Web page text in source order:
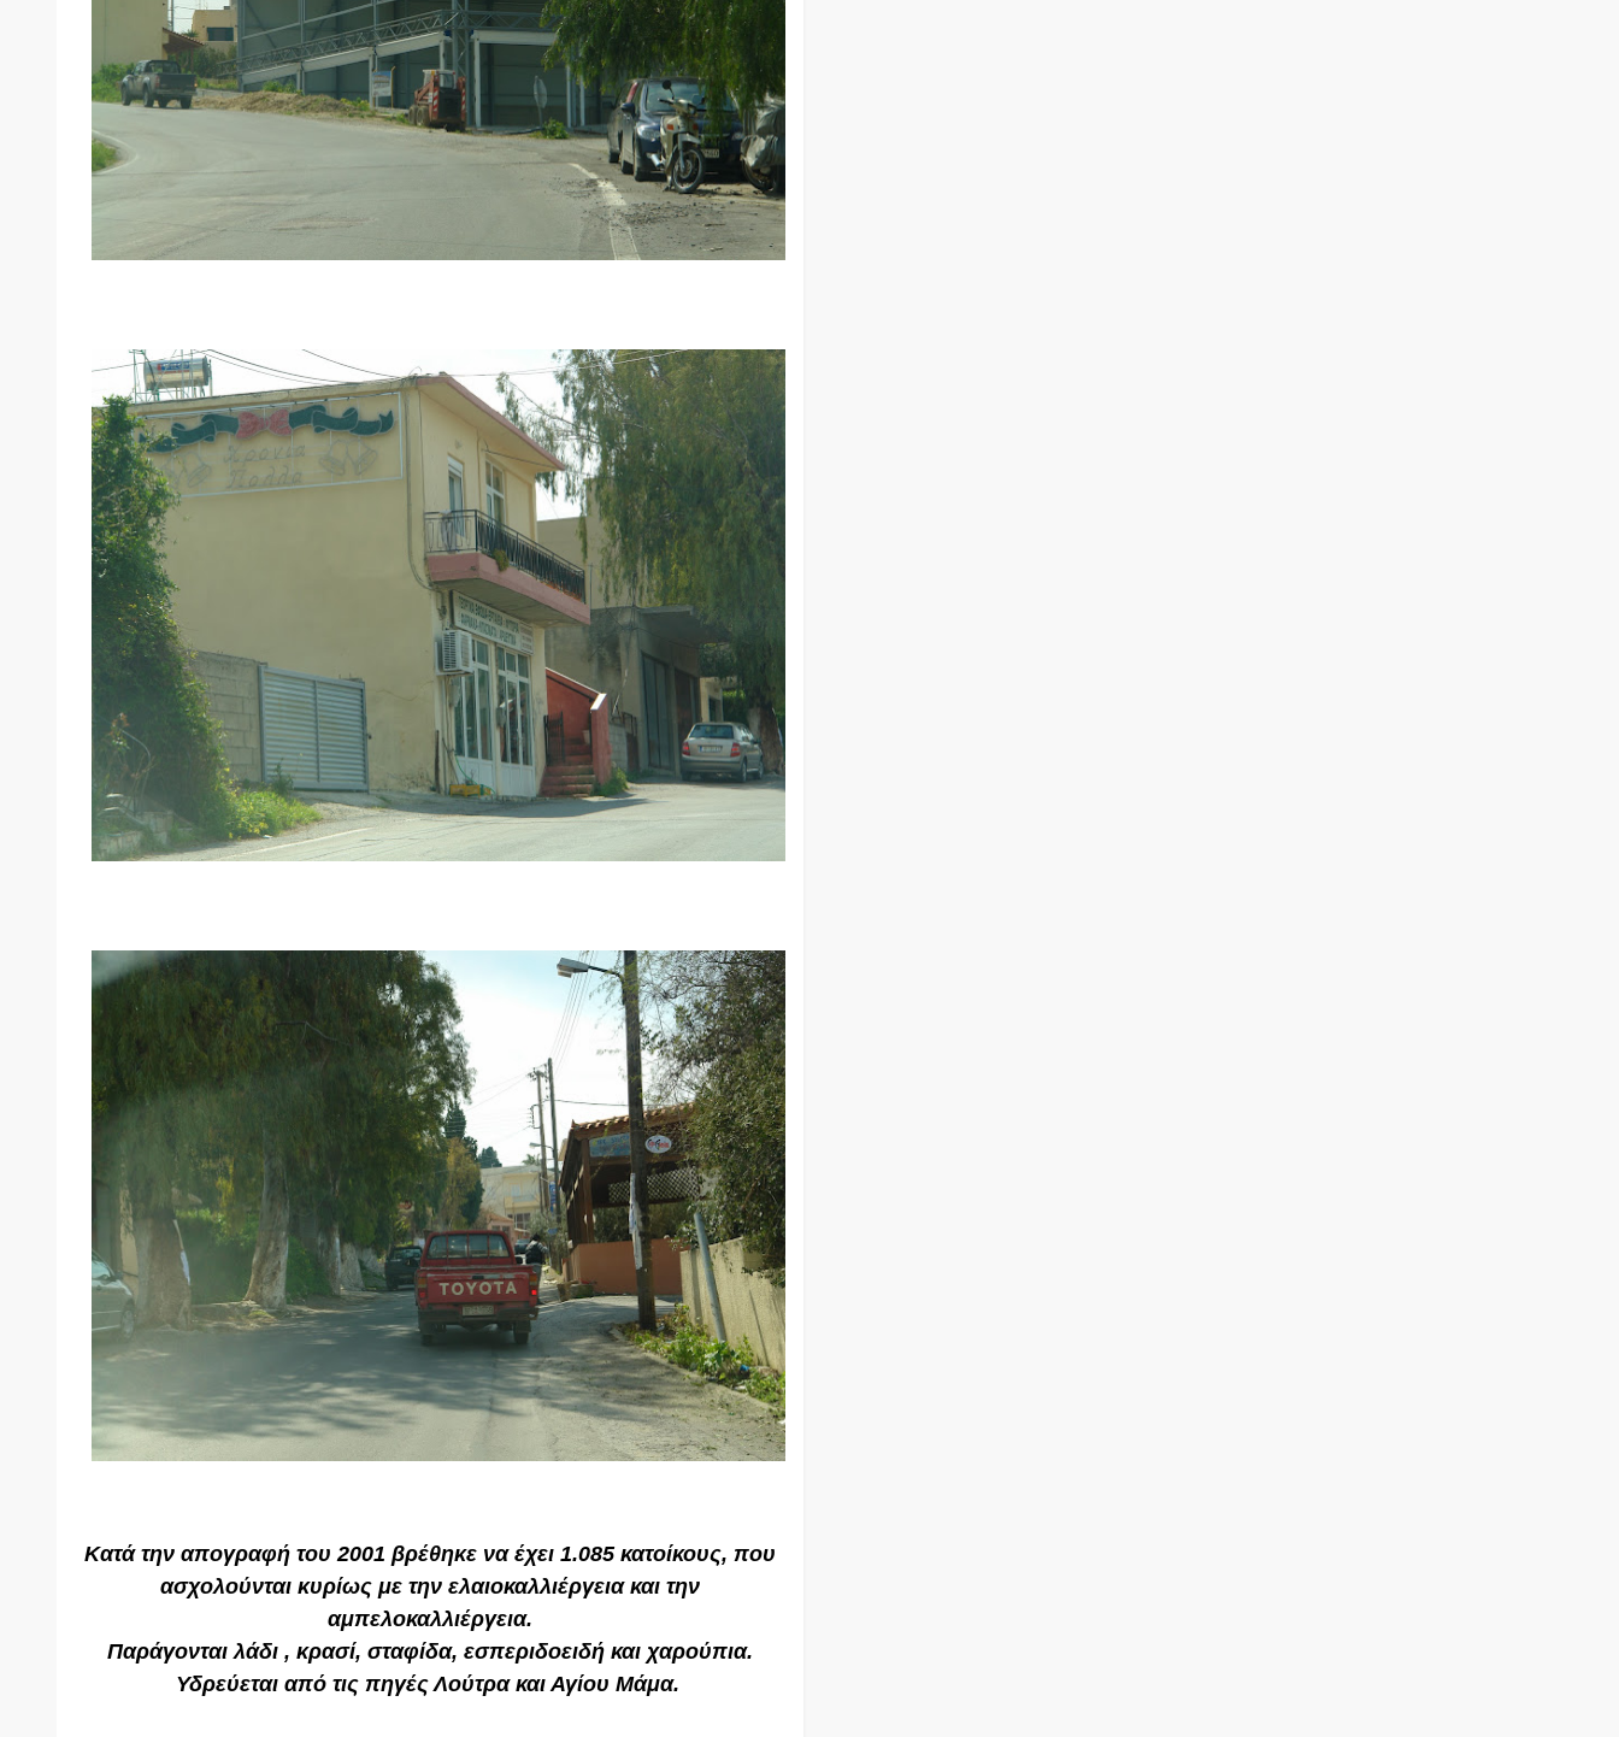
Κατά την απογραφή του 2001 βρέθηκε να έχει 1.085 κατοίκους, που
ασχολούνται κυρίως με την ελαιοκαλλιέργεια και την
αμπελοκαλλιέργεια.
Παράγονται λάδι , κρασί, σταφίδα, εσπεριδοειδή και χαρούπια.
Υδρεύεται από τις πηγές Λούτρα και Αγίου Μάμα.